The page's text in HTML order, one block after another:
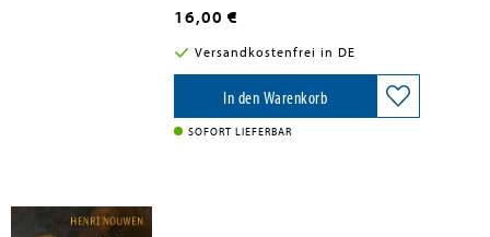
auch voller Liebe und Wahrheit
zugleich.Axel Kühner versteht es,
Geschichten mit Tiefgang und Humor zu
erzählen, und gute Gedanken auf den
Punkt zu bringen. Ein wunderbares
Geschenk für Menschen, die sich in
ihrem Alltag nach kurzen Momenten der
Besinnung sehnen.
16,00 €
Versandkostenfrei in DE
In den Warenkorb
SOFORT LIEFERBAR